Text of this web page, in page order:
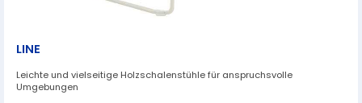
LINE
Leichte und vielseitige Holzschalenstühle für anspruchsvolle
Umgebungen